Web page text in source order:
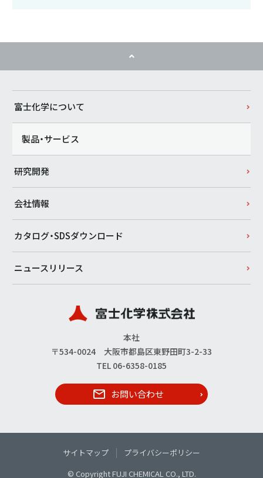
富士化学について
製品・サービス
研究開発
会社情報
カタログ・SDSダウンロード
ニュースリリース
本社
〒534-0024 大阪市都島区東野田町3-2-33
TEL 06-6358-0185
お問い合わせ
サイトマップ
プライバシーポリシー
© Copyright FUJI CHEMICAL CO., LTD.